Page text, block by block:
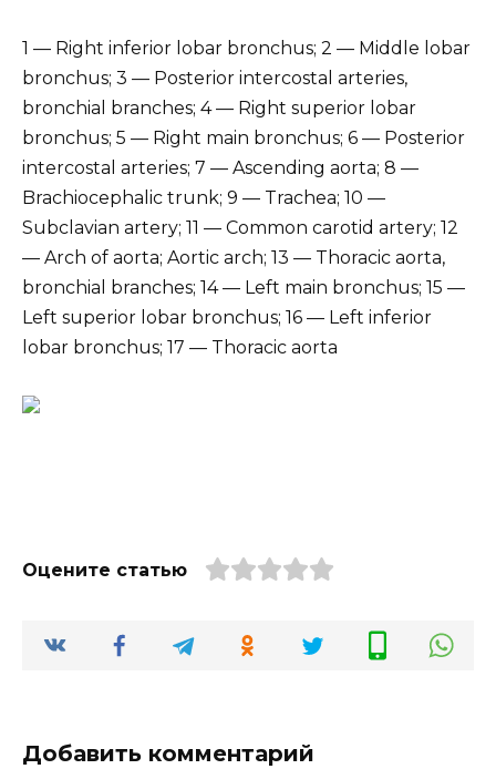
1 — Right inferior lobar bronchus; 2 — Middle lobar
bronchus; 3 — Posterior intercostal arteries,
bronchial branches; 4 — Right superior lobar
bronchus; 5 — Right main bronchus; 6 — Posterior
intercostal arteries; 7 — Ascending aorta; 8 —
Brachiocephalic trunk; 9 — Trachea; 10 —
Subclavian artery; 11 — Common carotid artery; 12
— Arch of aorta; Aortic arch; 13 — Thoracic aorta,
bronchial branches; 14 — Left main bronchus; 15 —
Left superior lobar bronchus; 16 — Left inferior
lobar bronchus; 17 — Thoracic aorta
Оцените статью
Добавить комментарий